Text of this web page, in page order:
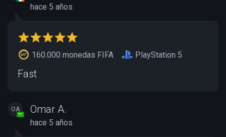
hace 5 años
160.000 monedas FIFA PlayStation 5
Fast
OA Omar A.
hace 5 años